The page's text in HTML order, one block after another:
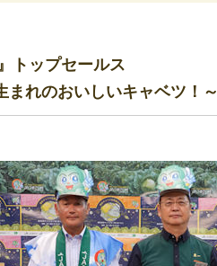
トップセールス
まれのおいしいキャベツ！～